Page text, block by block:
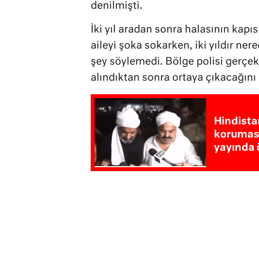
denilmişti.
İki yıl aradan sonra halasının
aileyi şoka sokarken, iki yıldır
şey söylemedi. Bölge polisi
alındıktan sonra ortaya çıkacağını
yayında